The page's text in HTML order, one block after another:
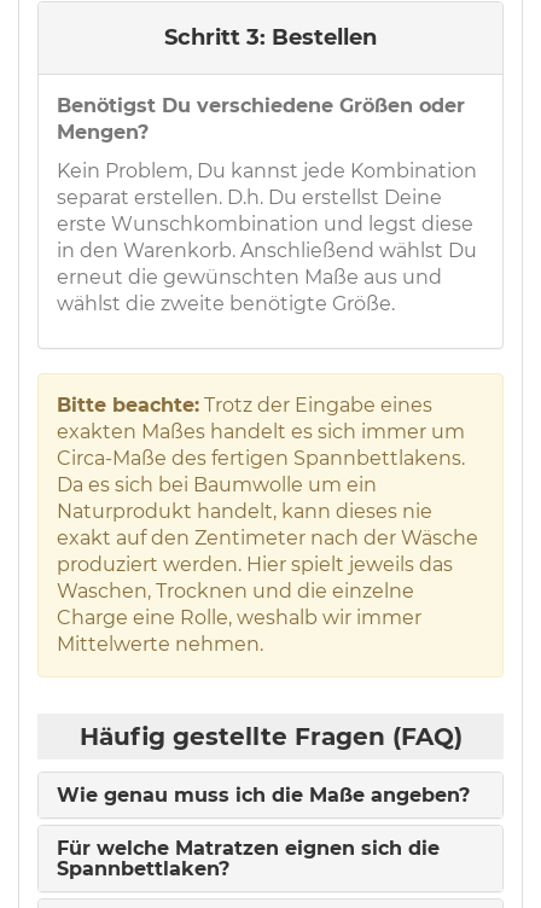
Schritt 3: Bestellen
Benötigst Du verschiedene Größen oder
Mengen?
Kein Problem, Du kannst jede Kombination
separat erstellen. D.h. Du erstellst Deine
erste Wunschkombination und legst diese
in den Warenkorb. Anschließend wählst Du
erneut die gewünschten Maße aus und
wählst die zweite benötigte Größe.
Bitte beachte: Trotz der Eingabe eines
exakten Maßes handelt es sich immer um
Circa-Maße des fertigen Spannbettlakens.
Da es sich bei Baumwolle um ein
Naturprodukt handelt, kann dieses nie
exakt auf den Zentimeter nach der Wäsche
produziert werden. Hier spielt jeweils das
Waschen, Trocknen und die einzelne
Charge eine Rolle, weshalb wir immer
Mittelwerte nehmen.
Häufig gestellte Fragen (FAQ)
Wie genau muss ich die Maße angeben?
Für welche Matratzen eignen sich die
Spannbettlaken?